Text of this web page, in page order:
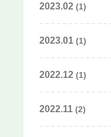
2023.02(1)
2023.01(1)
2022.12(1)
2022.11(2)